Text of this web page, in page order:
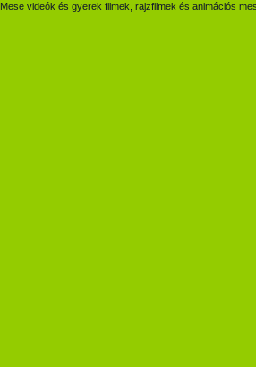
Mese videók és gyerek filmek, rajzfilmek és animációs